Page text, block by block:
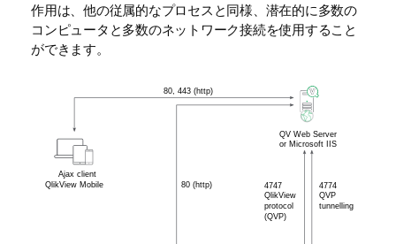
作用は、他の従属的なプロセスと同様、潜在的に多数の
コンピュータと多数のネットワーク接続を使用すること
ができます。